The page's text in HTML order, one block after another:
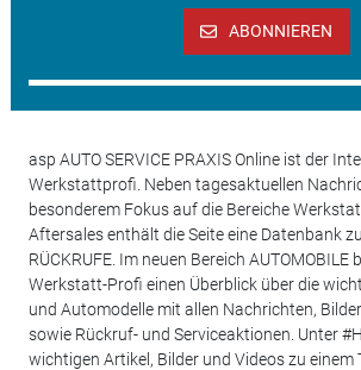
ABONNIEREN
asp AUTO SERVICE PRAXIS Online ist der
Werkstattprofi. Neben tagesaktuellen
besonderem Fokus auf die Bereiche
Aftersales enthält die Seite eine Datenbank
RÜCKRUFE. Im neuen Bereich AUTOMOBILE
Werkstatt-Profi einen Überblick über die
und Automodelle mit allen Nachrichten,
sowie Rückruf- und Serviceaktionen. Unter
wichtigen Artikel, Bilder und Videos zu einem